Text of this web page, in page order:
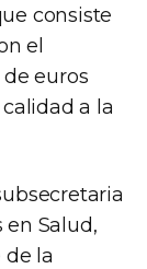
consiste
el
euros
a la
Salud,
de la